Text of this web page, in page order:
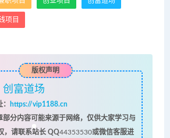
项目
版权声明
创富道场
https://vip1188.cn
分内容可能来源于网络，仅供大家学习与
，请联系站长 QQ44353530或微信客服进